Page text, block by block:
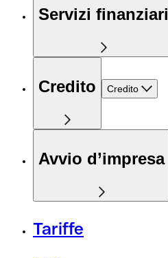
Servizi finanziari
Credito Credito
Avvio d’impresa
Tariffe